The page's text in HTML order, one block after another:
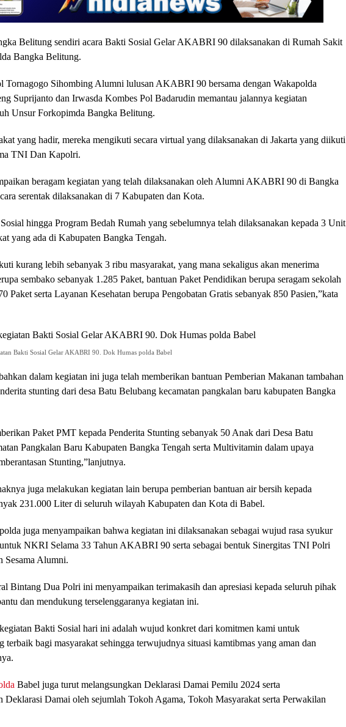
Belitung sendiri acara Bakti Sosial Gelar AKABRI 90 dilaksanakan di Rumah Sakit
Bangka Belitung.
Tornagogo Sihombing Alumni lulusan AKABRI 90 bersama dengan Wakapolda
Suprijanto dan Irwasda Kombes Pol Badarudin memantau jalannya kegiatan
Unsur Forkopimda Bangka Belitung.
yang hadir, mereka mengikuti secara virtual yang dilaksanakan di Jakarta yang diikuti
TNI Dan Kapolri.
beragam kegiatan yang telah dilaksanakan oleh Alumni AKABRI 90 di Bangka
serentak dilaksanakan di 7 Kabupaten dan Kota.
hingga Program Bedah Rumah yang sebelumnya telah dilaksanakan kepada 3 Unit
yang ada di Kabupaten Bangka Tengah.
kurang lebih sebanyak 3 ribu masyarakat, yang mana sekaligus akan menerima
sembako sebanyak 1.285 Paket, bantuan Paket Pendidikan berupa seragam sekolah
Paket serta Layanan Kesehatan berupa Pengobatan Gratis sebanyak 850 Pasien,”kata
Bakti Sosial Gelar AKABRI 90. Dok Humas polda Babel
dalam kegiatan ini juga telah memberikan bantuan Pemberian Makanan tambahan
stunting dari desa Batu Belubang kecamatan pangkalan baru kabupaten Bangka
Paket PMT kepada Penderita Stunting sebanyak 50 Anak dari Desa Batu
Pangkalan Baru Kabupaten Bangka Tengah serta Multivitamin dalam upaya
Stunting,”lanjutnya.
juga melakukan kegiatan lain berupa pemberian bantuan air bersih kepada
231.000 Liter di seluruh wilayah Kabupaten dan Kota di Babel.
juga menyampaikan bahwa kegiatan ini dilaksanakan sebagai wujud rasa syukur
NKRI Selama 33 Tahun AKABRI 90 serta sebagai bentuk Sinergitas TNI Polri
Sesama Alumni.
Bintang Dua Polri ini menyampaikan terimakasih dan apresiasi kepada seluruh pihak
dan mendukung terselenggaranya kegiatan ini.
Bakti Sosial hari ini adalah wujud konkret dari komitmen kami untuk
terbaik bagi masyarakat sehingga terwujudnya situasi kamtibmas yang aman dan
Babel juga turut melangsungkan Deklarasi Damai Pemilu 2024 serta
Deklarasi Damai oleh sejumlah Tokoh Agama, Tokoh Masyarakat serta Perwakilan